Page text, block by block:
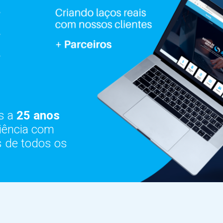
a 25 anos
com
de todos os